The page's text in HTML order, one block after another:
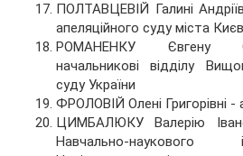
ПОЛТАВЦЕВІЙ Галині
апеляційного суду міста
РОМАНЕНКУ Євгену
начальникові відділу
суду України
ФРОЛОВІЙ Олені Григорівні -
ЦИМБАЛЮКУ Валерію
Навчально-